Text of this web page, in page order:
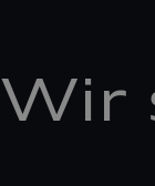
Wir